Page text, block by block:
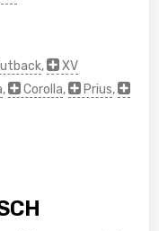
,
XV
, Corolla, Prius,